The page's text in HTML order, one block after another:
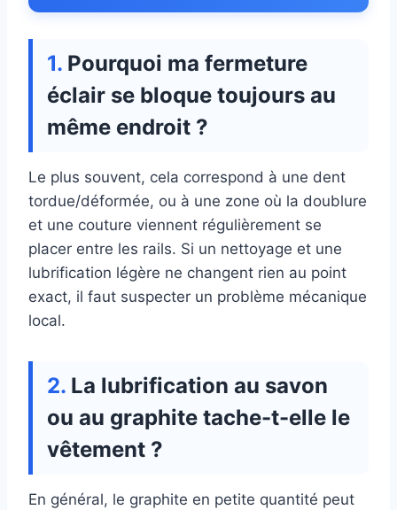
Pourquoi ma fermeture
éclair se bloque toujours au
même endroit ?
Le plus souvent, cela correspond à une dent
tordue/déformée, ou à une zone où la doublure
et une couture viennent régulièrement se
placer entre les rails. Si un nettoyage et une
lubrification légère ne changent rien au point
exact, il faut suspecter un problème mécanique
local.
La lubrification au savon
ou au graphite tache-t-elle le
vêtement ?
En général, le graphite en petite quantité peut